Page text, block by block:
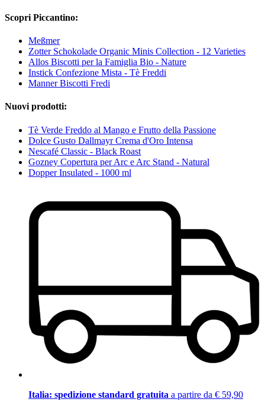
Scopri Piccantino:
Meßmer
Zotter Schokolade Organic Minis Collection - 12 Varieties
Allos Biscotti per la Famiglia Bio - Nature
Instick Confezione Mista - Tè Freddi
Manner Biscotti Fredi
Nuovi prodotti:
Tè Verde Freddo al Mango e Frutto della Passione
Dolce Gusto Dallmayr Crema d'Oro Intensa
Nescafé Classic - Black Roast
Gozney Copertura per Arc e Arc Stand - Natural
Dopper Insulated - 1000 ml
Italia: spedizione standard gratuita a partire da € 59,90